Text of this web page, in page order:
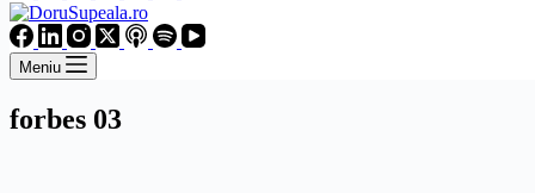
Meniu
forbes 03